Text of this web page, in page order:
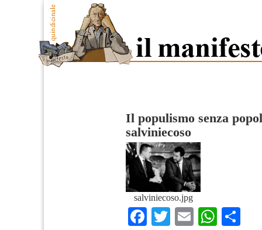
Il populismo senza
salviniecoso
salviniecoso.jpg
Facebook
TwitterEmail